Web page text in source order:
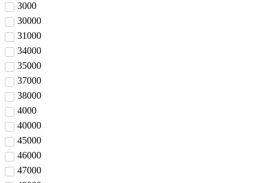
3000
30000
31000
34000
35000
37000
38000
4000
40000
45000
46000
47000